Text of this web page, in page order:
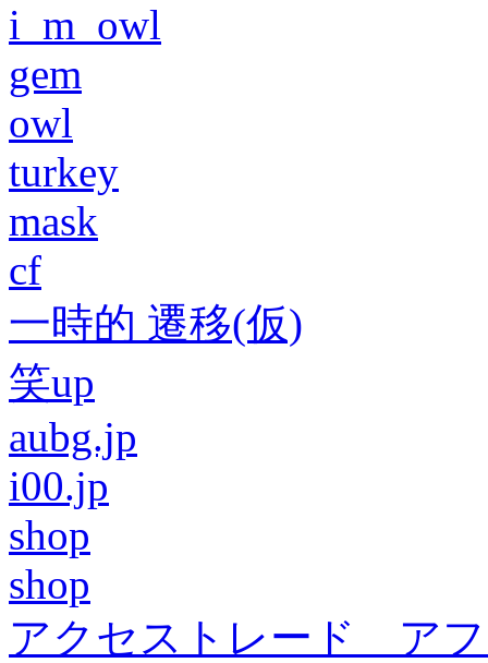
i_m_owl
gem
owl
turkey
mask
cf
一時的 遷移(仮)
笑up
aubg.jp
i00.jp
shop
shop
アクセストレード ア